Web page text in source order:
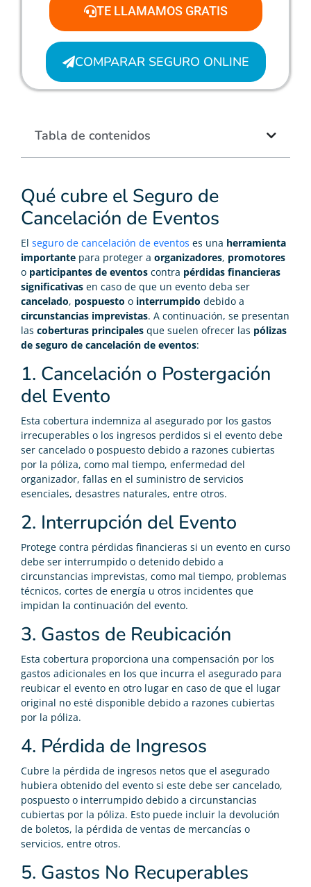
Qué cubre el Seguro de
Cancelación de Eventos
El seguro de cancelación de eventos es una herramienta
importante para proteger a organizadores, promotores
o participantes de eventos contra pérdidas financieras
significativas en caso de que un evento deba ser
cancelado, pospuesto o interrumpido debido a
circunstancias imprevistas. A continuación, se presentan
las coberturas principales que suelen ofrecer las pólizas
de seguro de cancelación de eventos:
1. Cancelación o Postergación
del Evento
Esta cobertura indemniza al asegurado por los gastos
irrecuperables o los ingresos perdidos si el evento debe
ser cancelado o pospuesto debido a razones cubiertas
por la póliza, como mal tiempo, enfermedad del
organizador, fallas en el suministro de servicios
esenciales, desastres naturales, entre otros.
2. Interrupción del Evento
Protege contra pérdidas financieras si un evento en curso
debe ser interrumpido o detenido debido a
circunstancias imprevistas, como mal tiempo, problemas
técnicos, cortes de energía u otros incidentes que
impidan la continuación del evento.
3. Gastos de Reubicación
Esta cobertura proporciona una compensación por los
gastos adicionales en los que incurra el asegurado para
reubicar el evento en otro lugar en caso de que el lugar
original no esté disponible debido a razones cubiertas
por la póliza.
4. Pérdida de Ingresos
Cubre la pérdida de ingresos netos que el asegurado
hubiera obtenido del evento si este debe ser cancelado,
pospuesto o interrumpido debido a circunstancias
cubiertas por la póliza. Esto puede incluir la devolución
de boletos, la pérdida de ventas de mercancías o
servicios, entre otros.
5. Gastos No Recuperables
TE LLAMAMOS GRATIS
COMPARAR SEGURO ONLINE
Tabla de contenidos